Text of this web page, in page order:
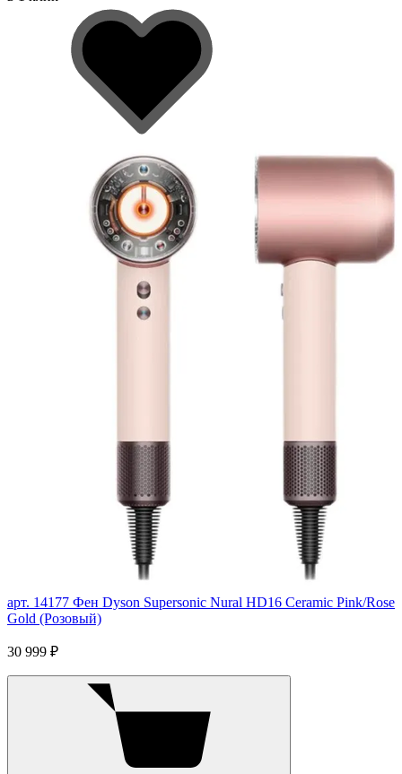
арт. 14177 Фен Dyson Supersonic Nural HD16 Ceramic Pink/Rose
Gold (Розовый)
30 999 ₽